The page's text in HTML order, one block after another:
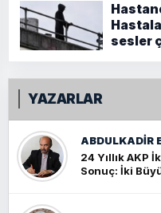
sesler
YAZARLAR
ABDULKADIR
24 Yıllık AKP
Sonuç: İki